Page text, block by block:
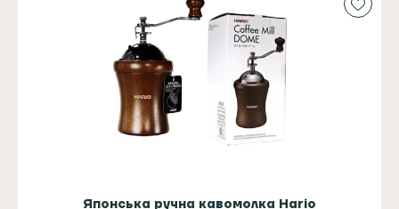
Японська ручна кавомолка Hario